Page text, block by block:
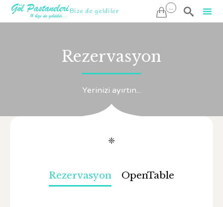
Bize de geldiler  ... 
Rezervasyon
Yerinizi ayırtın...
❈
Rezervasyon OpenTable